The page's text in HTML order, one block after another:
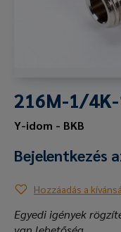
216M-1/
Y-idom - BKB
Bejelentkezés
Hozzáadás a
Egyedi igények